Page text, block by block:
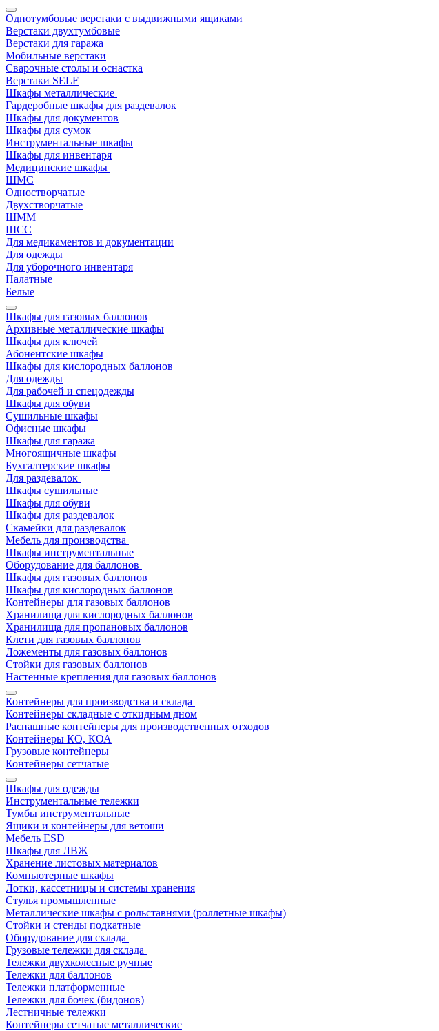
Однотумбовые верстаки с выдвижными ящиками
Верстаки двухтумбовые
Верстаки для гаража
Мобильные верстаки
Сварочные столы и оснастка
Верстаки SELF
Шкафы металлические
Гардеробные шкафы для раздевалок
Шкафы для документов
Шкафы для сумок
Инструментальные шкафы
Шкафы для инвентаря
Медицинские шкафы
ШМС
Одностворчатые
Двухстворчатые
ШММ
ШСС
Для медикаментов и документации
Для одежды
Для уборочного инвентаря
Палатные
Белые
Шкафы для газовых баллонов
Архивные металлические шкафы
Шкафы для ключей
Абонентские шкафы
Шкафы для кислородных баллонов
Для одежды
Для рабочей и спецодежды
Шкафы для обуви
Сушильные шкафы
Офисные шкафы
Шкафы для гаража
Многоящичные шкафы
Бухгалтерские шкафы
Для раздевалок
Шкафы сушильные
Шкафы для обуви
Шкафы для раздевалок
Скамейки для раздевалок
Мебель для производства
Шкафы инструментальные
Оборудование для баллонов
Шкафы для газовых баллонов
Шкафы для кислородных баллонов
Контейнеры для газовых баллонов
Хранилища для кислородных баллонов
Хранилища для пропановых баллонов
Клети для газовых баллонов
Ложементы для газовых баллонов
Стойки для газовых баллонов
Настенные крепления для газовых баллонов
Контейнеры для производства и склада
Контейнеры складные с откидным дном
Распашные контейнеры для производственных отходов
Контейнеры КО, КОА
Грузовые контейнеры
Контейнеры сетчатые
Шкафы для одежды
Инструментальные тележки
Тумбы инструментальные
Ящики и контейнеры для ветоши
Мебель ESD
Шкафы для ЛВЖ
Хранение листовых материалов
Компьютерные шкафы
Лотки, кассетницы и системы хранения
Стулья промышленные
Металлические шкафы с рольставнями (роллетные шкафы)
Стойки и стенды подкатные
Оборудование для склада
Грузовые тележки для склада
Тележки двухколесные ручные
Тележки для баллонов
Тележки платформенные
Тележки для бочек (бидонов)
Лестничные тележки
Контейнеры сетчатые металлические